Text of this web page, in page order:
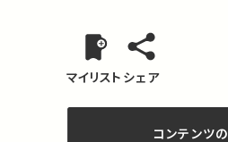
マイリスト シェア
コンテンツの